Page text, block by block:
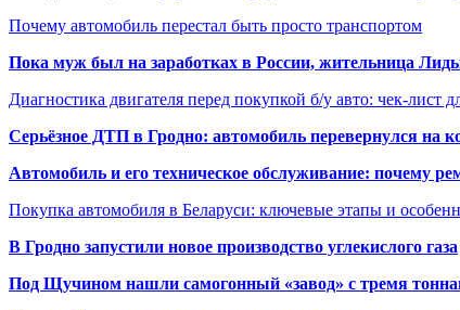
Почему автомобиль перестал быть просто транспортом
Пока муж был на заработках в России, жительница
Диагностика двигателя перед покупкой б/у авто: чек-лист
Серьёзное ДТП в Гродно: автомобиль перевернулся на
Автомобиль и его техническое обслуживание: почему
Покупка автомобиля в Беларуси: ключевые этапы и
В Гродно запустили новое производство углекислого газа
Под Щучином нашли самогонный «завод» с тремя